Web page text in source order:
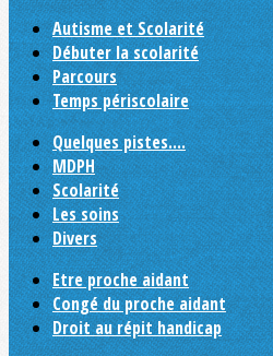
Autisme et Scolarité
Débuter la scolarité
Parcours
Temps périscolaire
Quelques pistes....
MDPH
Scolarité
Les soins
Divers
Etre proche aidant
Congé du proche aidant
Droit au répit handicap